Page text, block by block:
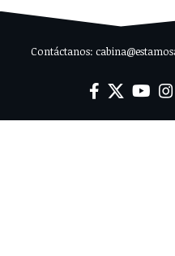
Contáctanos: